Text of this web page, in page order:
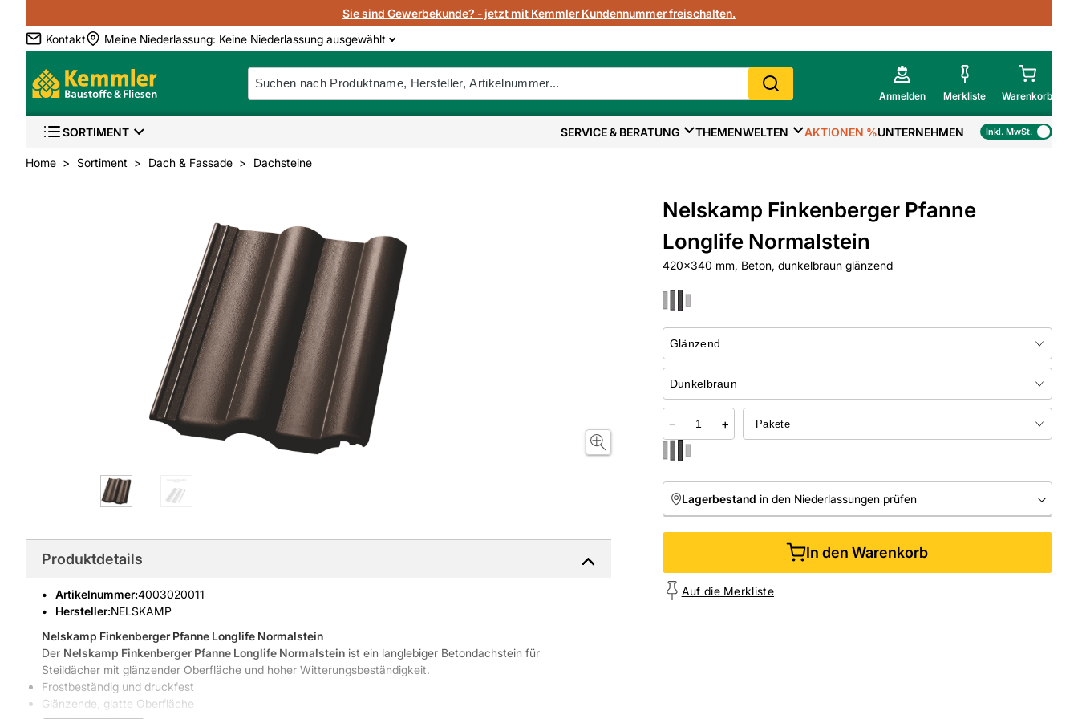
Sie sind Gewerbekunde? - jetzt mit Kemmler Kundennummer freischalten.
Kontakt
Meine Niederlassung: Keine Niederlassung ausgewählt
Anmelden Merkliste Warenkorb
Mein Warenkorb
SORTIMENT SERVICE & BERATUNG THEMENWELTEN AKTIONEN %UNTERNEHMEN Inkl. MwSt.
Home Sortiment Dach & Fassade Dachsteine
Nelskamp Finkenberger Pfanne
Longlife Normalstein
420x340 mm, Beton, dunkelbraun glänzend
− +
Lagerbestand in den Niederlassungen prüfen
NIEDERLASSUNGEN
In den Warenkorb
Auf die Merkliste
Produktdetails
Artikelnummer:4003020011
Hersteller:NELSKAMP
Nelskamp Finkenberger Pfanne Longlife Normalstein
Der Nelskamp Finkenberger Pfanne Longlife Normalstein ist ein langlebiger Betondachstein für
Steildächer mit glänzender Oberfläche und hoher Witterungsbeständigkeit.
Frostbeständig und druckfest
Glänzende, glatte Oberfläche